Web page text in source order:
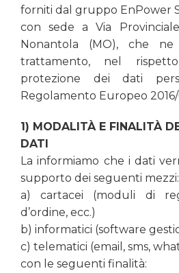
forniti dal gruppo EnPower
con sede a Via
Nonantola (MO), che
trattamento, nel
protezione dei dati
Regolamento Europeo 2016/
1) MODALITÀ E FINALITÀ
DATI
La informiamo che i dati
supporto dei seguenti mezzi:
a) cartacei (moduli di
d’ordine, ecc.)
b) informatici (software
c) telematici (email, sms,
con le seguenti finalità: